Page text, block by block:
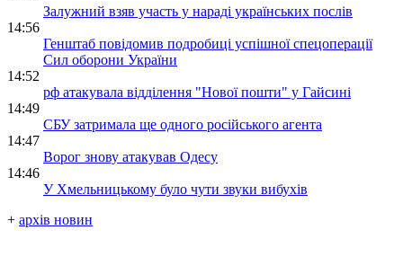
Залужний взяв участь у нараді українських послів
14:56
Генштаб повідомив подробиці успішної спецоперації
Сил оборони України
14:52
рф атакувала відділення "Нової пошти" у Гайсині
14:49
СБУ затримала ще одного російського агента
14:47
Ворог знову атакував Одесу
14:46
У Хмельницькому було чути звуки вибухів
+ архів новин